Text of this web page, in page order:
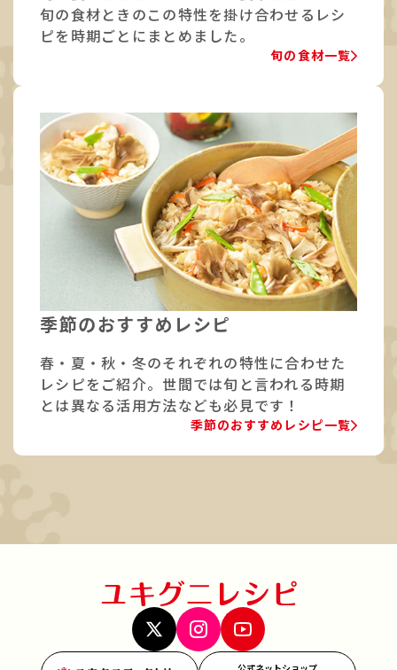
旬の食材ときのこの特性を掛け合わせるレシ
ピを時期ごとにまとめました。
旬の食材一覧
季節のおすすめレシピ
春・夏・秋・冬のそれぞれの特性に合わせた
レシピをご紹介。世間では旬と言われる時期
とは異なる活用方法なども必見です！
季節のおすすめレシピ一覧